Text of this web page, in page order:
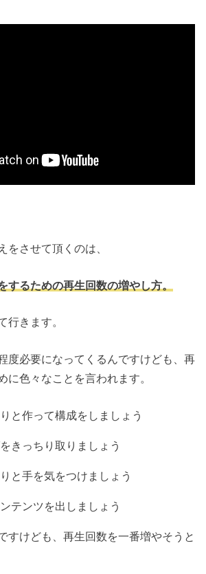
をさせて頂くのは、
するための再生回数の増やし方。
行きます。
度必要になってくるんですけども、再
に色々なことを言われます。
と作って構成をしましょう
きっちり取りましょう
と手を気をつけましょう
テンツを出しましょう
すけども、再生回数を一番増やそうと